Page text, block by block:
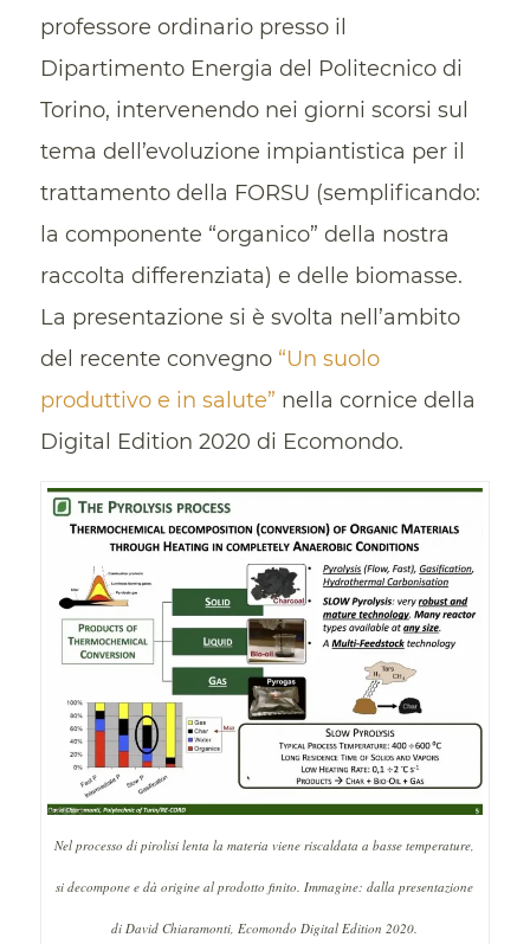
professore ordinario presso il
Dipartimento Energia del Politecnico di
Torino, intervenendo nei giorni scorsi sul
tema dell’evoluzione impiantistica per il
trattamento della FORSU (semplificando:
la componente “organico” della nostra
raccolta differenziata) e delle biomasse.
La presentazione si è svolta nell’ambito
del recente convegno “Un suolo
produttivo e in salute” nella cornice della
Digital Edition 2020 di Ecomondo.
Nel processo di pirolisi lenta la materia viene riscaldata a basse temperature,
si decompone e dà origine al prodotto finito. Immagine: dalla presentazione
di David Chiaramonti, Ecomondo Digital Edition 2020.